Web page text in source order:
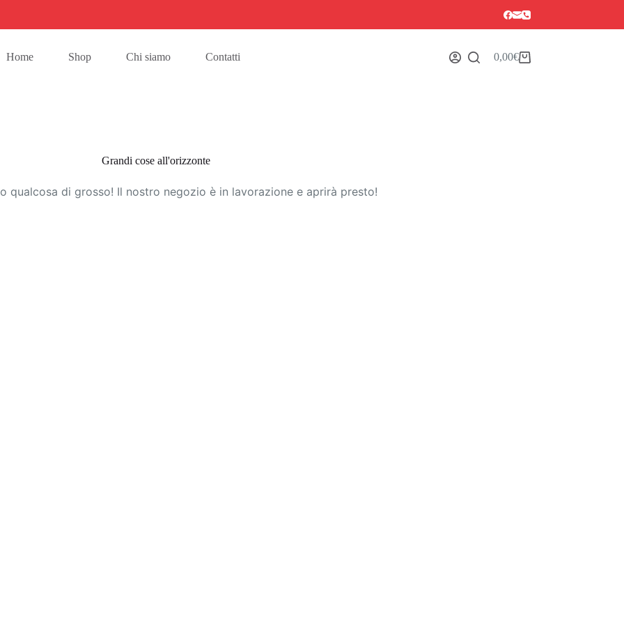
Home Shop Chi siamo Contatti Carrello
0,00€
Grandi cose all'orizzonte
qualcosa di grosso! Il nostro negozio è in lavorazione e aprirà presto!